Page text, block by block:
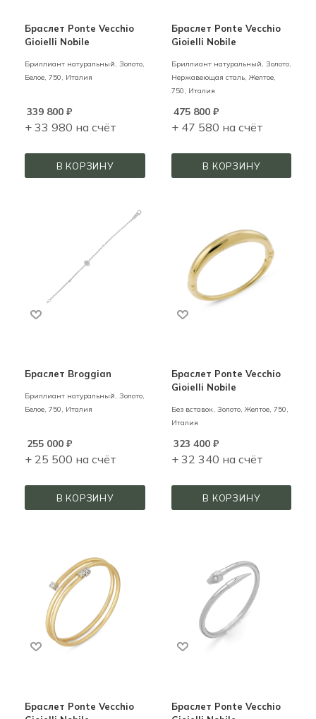
Браслет Ponte Vecchio
Gioielli Nobile
Бриллиант натуральный, Золото,
Белое, 750, Италия
339 800 ₽
+ 33 980 на счёт
В КОРЗИНУ
Браслет Ponte Vecchio
Gioielli Nobile
Бриллиант натуральный, Золото,
Нержавеющая сталь, Желтое,
750,
Италия
475 800₽
+ 47 580 на счёт
В КОРЗИНУ
Браслет Broggian
Бриллиант натуральный, Золото,
Белое, 750, Италия
255 000 ₽
+ 25 500 на счёт
В КОРЗИНУ
Браслет Ponte Vecchio
Gioielli Nobile
Без вставок, Золото,Желтое, 750,
Италия
323 400₽
+ 32 340 на счёт
В КОРЗИНУ
Браслет Ponte Vecchio
Браслет Ponte Vecchio